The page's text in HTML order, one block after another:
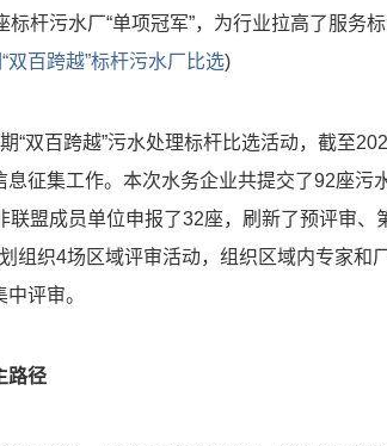
杆污水厂“单项冠军”，为行业拉高了服务标
百跨越”标杆污水厂比选)
“双百跨越”污水处理标杆比选活动，截至
征集工作。本次水务企业共提交了92座污
联盟成员单位申报了32座，刷新了预评审、
组织4场区域评审活动，组织区域内专家和
评审。
路径